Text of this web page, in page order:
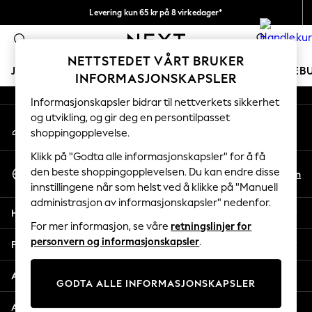
Levering kun 65 kr på 8 virkedager*
Vi betaler alle tollavgifter 0
JENTER GUTTER BABY KVINNER MENN
GIRLS
New In
50 - 92cm
98 - 110cm
116 - 134cm
140 - 174cm
Trending: Top & Short Sets
Trending: Clogs
Toy Story
THE SET
Coats & Jackets
Sweatshirts & Hoodies
An error occurred on client
Våre sosiale nettverk
Min konto
Logg inn på kontoen din
Velg Språk
Norsk
No En
Hjelp
Personvern & Juridisk
Avdelinger
Andre tjenester
NETTSTEDET VÅRT BRUKER
INFORMASJONSKAPSLER
Informasjonskapsler bidrar til nettverkets sikkerhet
og utvikling, og gir deg en persontilpasset
shoppingopplevelse.
Klikk på "Godta alle informasjonskapsler" for å få
den beste shoppingopplevelsen. Du kan endre disse
innstillingene når som helst ved å klikke på "Manuell
administrasjon av informasjonskapsler" nedenfor.
For mer informasjon, se våre retningslinjer for
personvern og informasjonskapsler.
GODTA ALLE INFORMASJONSKAPSLER